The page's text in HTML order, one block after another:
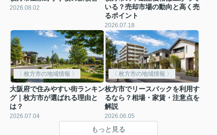
2026.08.02
いる？売却市場の動向と高く売
るポイント
2026.07.18
〈 枚方市の地域情報 〉
大阪府で住みやすい街ランキン
グ｜枚方市が選ばれる理由と
は？
2026.07.04
〈 枚方市の地域情報 〉
枚方市でリースバックを利用す
るなら？相場・家賃・注意点を
解説
2026.06.05
もっと見る